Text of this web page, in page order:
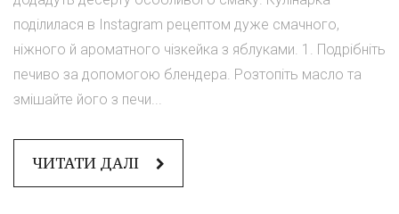
поділилася в Instagram рецептом дуже смачного,
ніжного й ароматного чізкейка з яблуками. 1. Подрібніть
печиво за допомогою блендера. Розтопіть масло та
змішайте його з печи...
ЧИТАТИ ДАЛІ